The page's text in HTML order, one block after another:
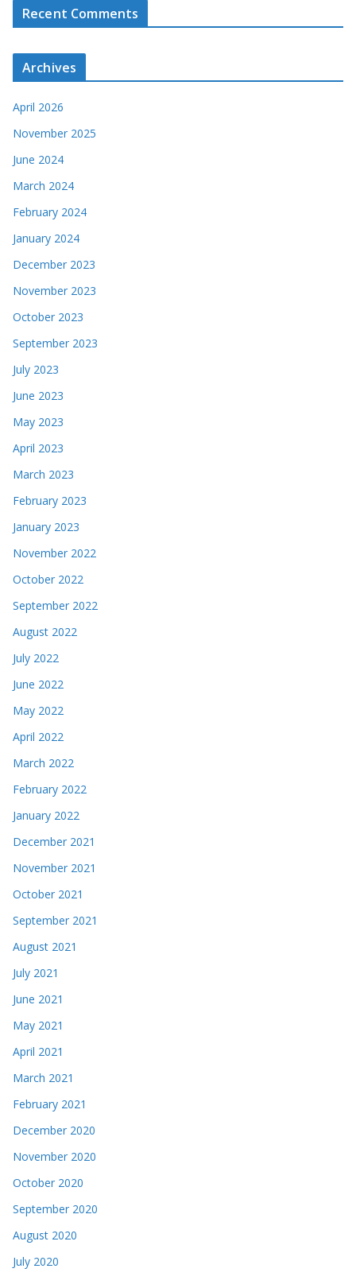
Recent Comments
Archives
April 2026
November 2025
June 2024
March 2024
February 2024
January 2024
December 2023
November 2023
October 2023
September 2023
July 2023
June 2023
May 2023
April 2023
March 2023
February 2023
January 2023
November 2022
October 2022
September 2022
August 2022
July 2022
June 2022
May 2022
April 2022
March 2022
February 2022
January 2022
December 2021
November 2021
October 2021
September 2021
August 2021
July 2021
June 2021
May 2021
April 2021
March 2021
February 2021
December 2020
November 2020
October 2020
September 2020
August 2020
July 2020